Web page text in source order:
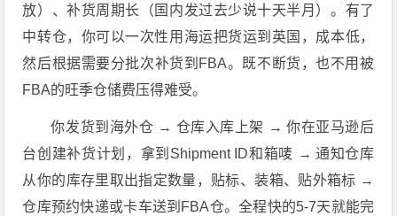
放）、补货周期长（国内发过去少说十天半月）。有了
中转仓，你可以一次性用海运把货运到英国，成本低，
然后根据需要分批次补货到FBA。既不断货，也不用被
FBA的旺季仓储费压得难受。
你发货到海外仓 → 仓库入库上架 → 你在亚马逊后
台创建补货计划，拿到Shipment ID和箱唛 → 通知仓库
从你的库存里取出指定数量，贴标、装箱、贴外箱标 →
仓库预约快递或卡车送到FBA仓。全程快的5-7天就能完